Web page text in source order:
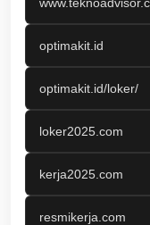
optimakit.id
optimakit.id/loker/
loker2025.com
kerja2025.com
resmikerja.com